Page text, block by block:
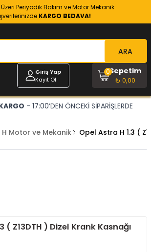
Periyodik Bakım ve Motor Mekanik
KARGO BEDAVA!
ARA
Giriş Yap
Kayıt Ol
Sepetim
₺ 0,00
0
- 17:00’DEN ÖNCEKİ SİPARİŞLERDE
Motor ve Mekanik Opel Astra H 1.3 (
( Z13DTH ) Dizel Krank Kasnağı